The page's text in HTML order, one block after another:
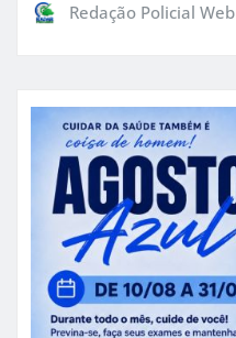
Redação Policial Web